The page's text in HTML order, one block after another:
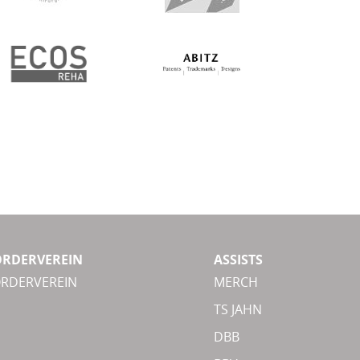
ASSISTS
MERCH
TS JAHN
DBB